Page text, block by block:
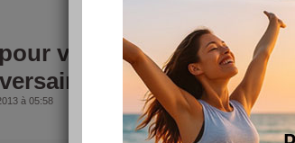
vos messages
à 05:58